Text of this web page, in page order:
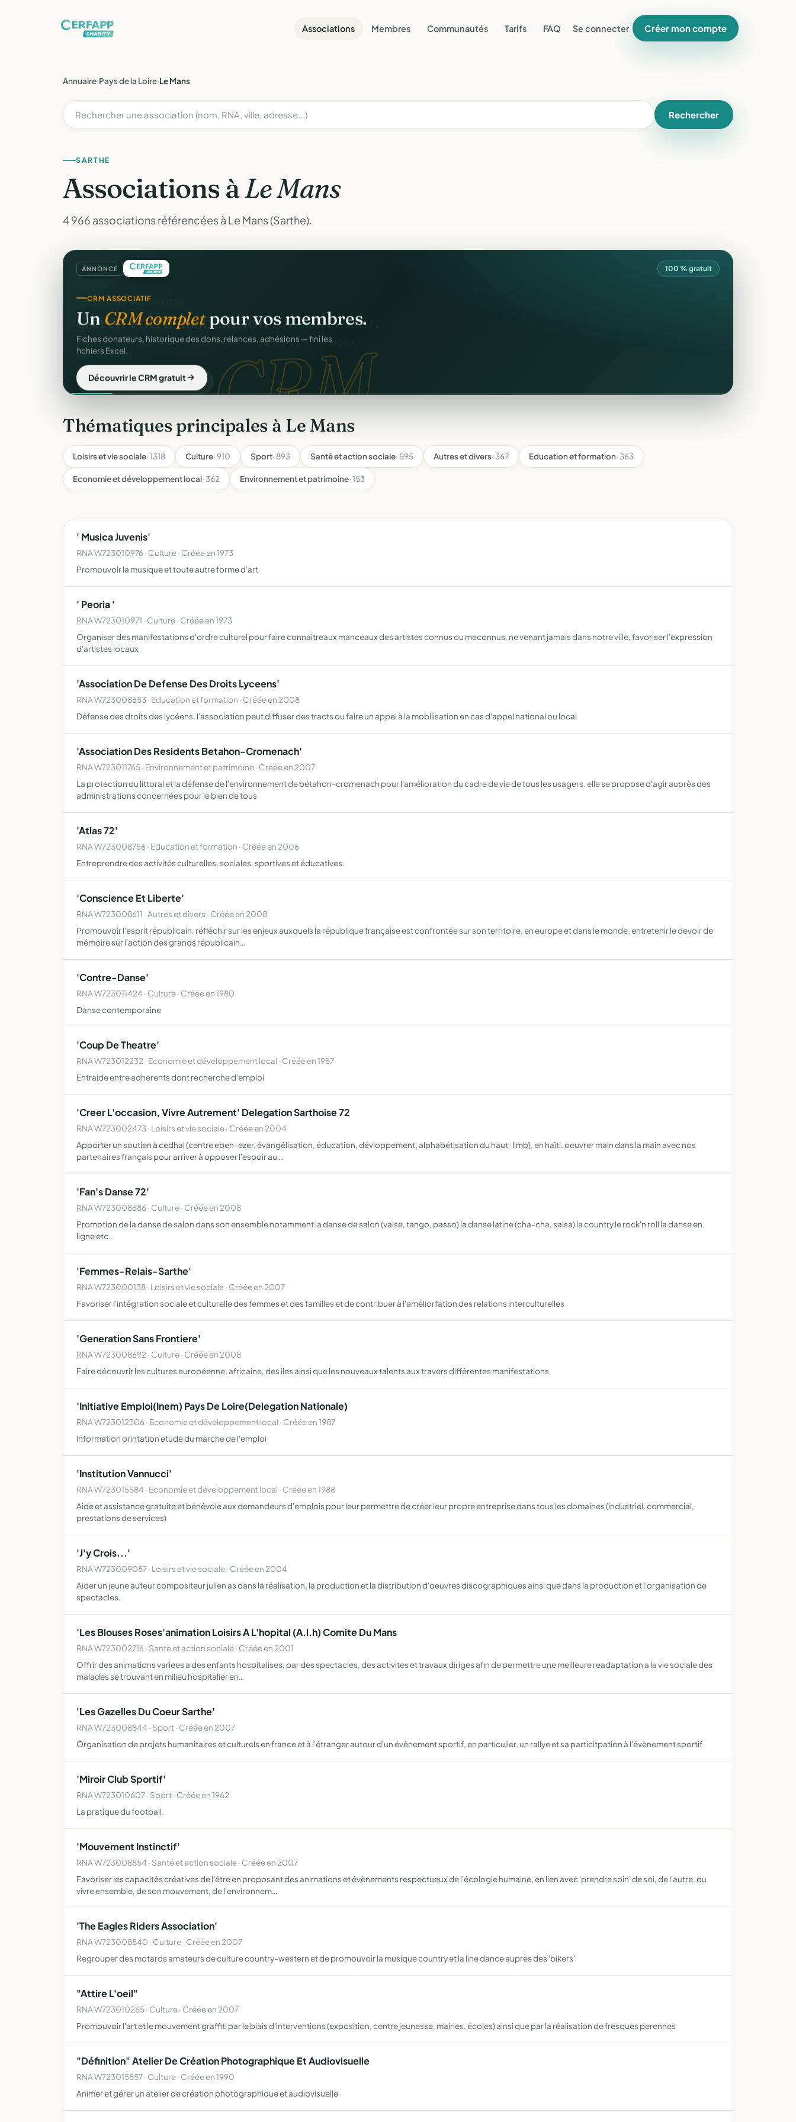
Associations Membres Communautés Tarifs FAQ Se connecter Créer mon compte
Annuaire›Pays de la Loire›Le Mans
Rechercher
SARTHE
Associations àLe Mans
4 966 associations référencées à Le Mans (Sarthe).
ANNONCE 100 % gratuit
CRM.
CRM ASSOCIATIF
Un CRM completpour vos membres.
Fiches donateurs, historique des dons, relances, adhésions — fini les
fichiers Excel.
Découvrir le CRM gratuit
Thématiques principales à Le Mans
Loisirs et vie sociale· 1318 Culture· 910 Sport· 893 Santé et action sociale· 595 Autres et divers· 367 Education et formation· 363
Economie et développement local· 362 Environnement et patrimoine· 153
' Musica Juvenis'
RNA W723010976 · Culture · Créée en 1973
Promouvoir la musique et toute autre forme d'art
' Peoria '
RNA W723010971 · Culture · Créée en 1973
Organiser des manifestations d'ordre culturel pour faire connaitreaux manceaux des artistes connus ou meconnus, ne venant jamais dans notre ville, favoriser l'expression
d'artistes locaux
'Association De Defense Des Droits Lyceens'
RNA W723008653 · Education et formation · Créée en 2008
Défense des droits des lycéens. l'association peut diffuser des tracts ou faire un appel à la mobilisation en cas d'appel national ou local
'Association Des Residents Betahon-Cromenach'
RNA W723011765 · Environnement et patrimoine · Créée en 2007
La protection du littoral et la défense de l'environnement de bétahon-cromenach pour l'amélioration du cadre de vie de tous les usagers. elle se propose d'agir auprès des
administrations concernées pour le bien de tous
'Atlas 72'
RNA W723008756 · Education et formation · Créée en 2006
Entreprendre des activités culturelles, sociales, sportives et éducatives.
'Conscience Et Liberte'
RNA W723008611 · Autres et divers · Créée en 2008
Promouvoir l'esprit républicain. réfléchir sur les enjeux auxquels la république française est confrontée sur son territoire, en europe et dans le monde. entretenir le devoir de
mémoire sur l'action des grands républicain…
'Contre-Danse'
RNA W723011424 · Culture · Créée en 1980
Danse contemporaine
'Coup De Theatre'
RNA W723012232 · Economie et développement local · Créée en 1987
Entraide entre adherents dont recherche d'emploi
'Creer L'occasion, Vivre Autrement' Delegation Sarthoise 72
RNA W723002473 · Loisirs et vie sociale · Créée en 2004
Apporter un soutien à cedhal (centre eben-ezer, évangélisation, éducation, dévloppement, alphabétisation du haut-limb), en haïti. oeuvrer main dans la main avec nos
partenaires français pour arriver à opposer l'espoir au …
'Fan's Danse 72'
RNA W723008686 · Culture · Créée en 2008
Promotion de la danse de salon dans son ensemble notamment la danse de salon (valse, tango, passo) la danse latine (cha-cha, salsa) la country le rock'n roll la danse en
ligne etc..
'Femmes-Relais-Sarthe'
RNA W723000138 · Loisirs et vie sociale · Créée en 2007
Favoriser l'intégration sociale et culturelle des femmes et des familles et de contribuer à l'améliorfation des relations interculturelles
'Generation Sans Frontiere'
RNA W723008692 · Culture · Créée en 2008
Faire découvrir les cultures européenne, africaine, des iles ainsi que les nouveaux talents aux travers différentes manifestations
'Initiative Emploi(Inem) Pays De Loire(Delegation Nationale)
RNA W723012306 · Economie et développement local · Créée en 1987
Information orintation etude du marche de l'emploi
'Institution Vannucci'
RNA W723015584 · Economie et développement local · Créée en 1988
Aide et assistance gratuite et bénévole aux demandeurs d'emplois pour leur permettre de créer leur propre entreprise dans tous les domaines (industriel, commercial,
prestations de services)
'J'y Crois...'
RNA W723009087 · Loisirs et vie sociale · Créée en 2004
Aider un jeune auteur compositeur julien as dans la réalisation, la production et la distribution d'oeuvres discographiques ainsi que dans la production et l'organisation de
spectacles.
'Les Blouses Roses'animation Loisirs A L'hopital (A.l.h) Comite Du Mans
RNA W723002716 · Santé et action sociale · Créée en 2001
Offrir des animations variees a des enfants hospitalises, par des spectacles, des activites et travaux diriges afin de permettre une meilleure readaptation a la vie sociale des
malades se trouvant en milieu hospitalier en…
'Les Gazelles Du Coeur Sarthe'
RNA W723008844 · Sport · Créée en 2007
Organisation de projets humanitaires et culturels en france et à l'étranger autour d'un évènement sportif, en particulier, un rallye et sa particitpation à l'évènement sportif
'Miroir Club Sportif'
RNA W723010607 · Sport · Créée en 1962
La pratique du football.
'Mouvement Instinctif'
RNA W723008854 · Santé et action sociale · Créée en 2007
Favoriser les capacités créatives de l'être en proposant des animations et évènements respectueux de l'écologie humaine, en lien avec 'prendre soin' de soi, de l'autre, du
vivre ensemble, de son mouvement, de l'environnem…
'The Eagles Riders Association'
RNA W723008840 · Culture · Créée en 2007
Regrouper des motards amateurs de culture country-western et de promouvoir la musique country et la line dance auprès des 'bikers'
"Attire L'oeil"
RNA W723010265 · Culture · Créée en 2007
Promouvoir l'art et le mouvement graffiti par le biais d'interventions (exposition, centre jeunesse, mairies, écoles) ainsi que par la réalisation de fresques perennes
"Définition" Atelier De Création Photographique Et Audiovisuelle
RNA W723015857 · Culture · Créée en 1990
Animer et gérer un atelier de création photographique et audiovisuelle